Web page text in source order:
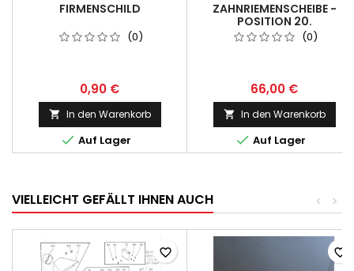
FIRMENSCHILD
(0)
0,90 €
 In den Warenkorb
 Auf Lager
ZAHNRIEMENSCHEIBE -
POSITION 20.
(0)
66,00 €
 In den Warenkorb
 Auf Lager
VIELLEICHT GEFÄLLT IHNEN AUCH >
<
favorite_border favorite_border